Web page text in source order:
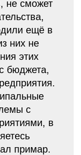
не сможет
ещё в
них не
этих
бюджета,
с
в
примар.